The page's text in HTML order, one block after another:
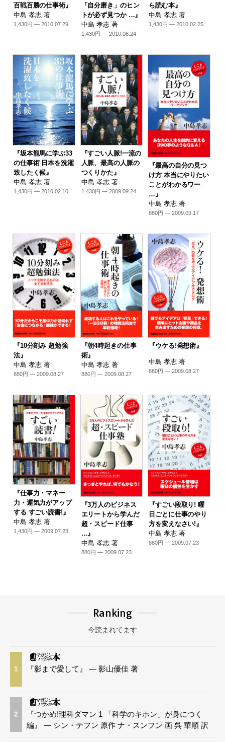
百戦百勝の仕事術』
中島 孝志 著
1,430円 — 2010.07.29
「自分磨き」のヒン
トが必ず見つか …』
中島 孝志 著
1,430円 — 2010.06.24
ら読む本』
中島 孝志 著
1,430円 — 2010.02.25
『坂本龍馬に学ぶ33
の仕事術 日本を洗濯
致したく候』
中島 孝志 著
1,430円 — 2010.02.10
『すごい人脈!一流の
人脈、最高の人脈の
つくりかた』
中島 孝志 著
1,430円 — 2009.09.24
『最高の自分の見つ
け方 本当にやりたい
ことがわかるワー
…』
中島 孝志 著
880円 — 2009.09.17
『10分刻み 超勉強
法』
中島 孝志 著
880円 — 2009.08.27
『朝4時起きの仕事
術』
中島 孝志 著
880円 — 2009.08.27
『ウケる!発想術』
中島 孝志 著
880円 — 2009.08.27
『仕事力・マネー
力・運気力がアップ
する すごい読書!』
中島 孝志 著
1,430円 — 2009.07.23
『3万人のビジネス
エリートから学んだ
超・スピード仕事
…』
中島 孝志 著
880円 — 2009.07.23
『すごい段取り! 曜
日ごとに仕事のやり
方を変えなさい!』
中島 孝志 著
880円 — 2009.07.23
Ranking
今読まれてます
1 『影まで愛して』 — 影山優佳 著
2
『つかめ!理科ダマン 1 「科学のキホン」が身につく
編』 — シン・テフン 原作 ナ・スンフン 画 呉 華順 訳